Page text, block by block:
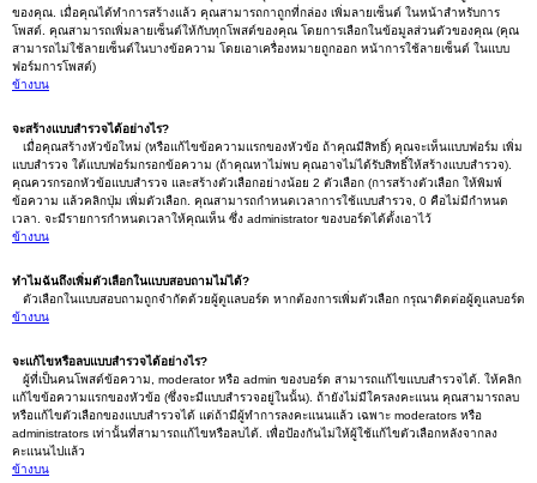
ของคุณ. เมื่อคุณได้ทำการสร้างแล้ว คุณสามารถกาถูกที่กล่อง เพิ่มลายเซ็นต์ ในหน้าสำหรับการ
โพสต์. คุณสามารถเพิ่มลายเซ็นต์ให้กับทุกโพสต์ของคุณ โดยการเลือกในข้อมูลส่วนตัวของคุณ (คุณ
สามารถไม่ใช้ลายเซ็นต์ในบางข้อความ โดยเอาเครื่องหมายถูกออก หน้าการใช้ลายเซ็นต์ ในแบบ
ฟอร์มการโพสต์)
ข้างบน
จะสร้างแบบสำรวจได้อย่างไร?
เมื่อคุณสร้างหัวข้อใหม่ (หรือแก้ไขข้อความแรกของหัวข้อ ถ้าคุณมีสิทธิ์) คุณจะเห็นแบบฟอร์ม เพิ่ม
แบบสำรวจ ใต้แบบฟอร์มกรอกข้อความ (ถ้าคุณหาไม่พบ คุณอาจไม่ได้รับสิทธิ์ให้สร้างแบบสำรวจ).
คุณควรกรอกหัวข้อแบบสำรวจ และสร้างตัวเลือกอย่างน้อย 2 ตัวเลือก (การสร้างตัวเลือก ให้พิมพ์
ข้อความ แล้วคลิกปุ่ม เพิ่มตัวเลือก. คุณสามารถกำหนดเวลาการใช้แบบสำรวจ, 0 คือไม่มีกำหนด
เวลา. จะมีรายการกำหนดเวลาให้คุณเห็น ซึ่ง administrator ของบอร์ดได้ตั้งเอาไว้
ข้างบน
ทำไมฉันถึงเพิ่มตัวเลือกในแบบสอบถามไม่ได้?
ตัวเลือกในแบบสอบถามถูกจำกัดด้วยผู้ดูแลบอร์ด หากต้องการเพิ่มตัวเลือก กรุณาติดต่อผู้ดูแลบอร์ด
ข้างบน
จะแก้ไขหรือลบแบบสำรวจได้อย่างไร?
ผู้ที่เป็นคนโพสต์ข้อความ, moderator หรือ admin ของบอร์ด สามารถแก้ไขแบบสำรวจได้. ให้คลิก
แก้ไขข้อความแรกของหัวข้อ (ซึ่งจะมีแบบสำรวจอยู่ในนั้น). ถ้ายังไม่มีใครลงคะแนน คุณสามารถลบ
หรือแก้ไขตัวเลือกของแบบสำรวจได้ แต่ถ้ามีผู้ทำการลงคะแนนแล้ว เฉพาะ moderators หรือ
administrators เท่านั้นที่สามารถแก้ไขหรือลบได้. เพื่อป้องกันไม่ให้ผู้ใช้แก้ไขตัวเลือกหลังจากลง
คะแนนไปแล้ว
ข้างบน